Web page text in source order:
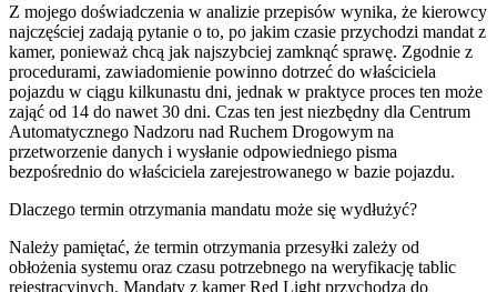
Z mojego doświadczenia w analizie przepisów wynika, że kierowcy
najczęściej zadają pytanie o to, po jakim czasie przychodzi mandat z
kamer, ponieważ chcą jak najszybciej zamknąć sprawę. Zgodnie z
procedurami, zawiadomienie powinno dotrzeć do właściciela
pojazdu w ciągu kilkunastu dni, jednak w praktyce proces ten może
zająć od 14 do nawet 30 dni. Czas ten jest niezbędny dla Centrum
Automatycznego Nadzoru nad Ruchem Drogowym na
przetworzenie danych i wysłanie odpowiedniego pisma
bezpośrednio do właściciela zarejestrowanego w bazie pojazdu.
Dlaczego termin otrzymania mandatu może się wydłużyć?
Należy pamiętać, że termin otrzymania przesyłki zależy od
obłożenia systemu oraz czasu potrzebnego na weryfikację tablic
rejestracyjnych. Mandaty z kamer Red Light przychodzą do